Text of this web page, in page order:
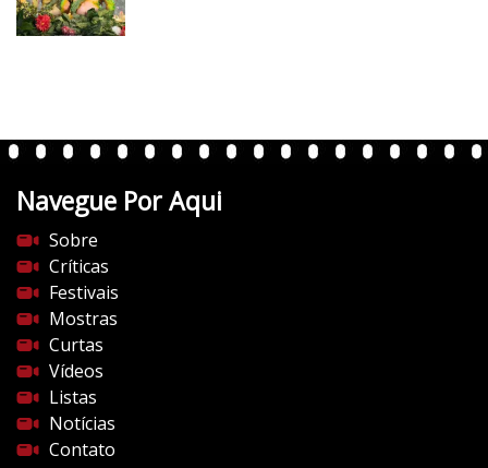
Navegue Por Aqui
Sobre
Críticas
Festivais
Mostras
Curtas
Vídeos
Listas
Notícias
Contato